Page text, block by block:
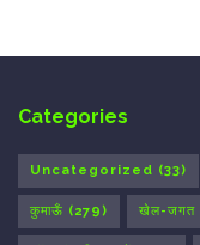
Categories
Uncategorized (33)
कुमाऊँ (279) खेल-जगत